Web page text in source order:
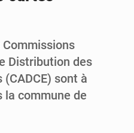
Distribution des
(CADCE) sont à
la commune de